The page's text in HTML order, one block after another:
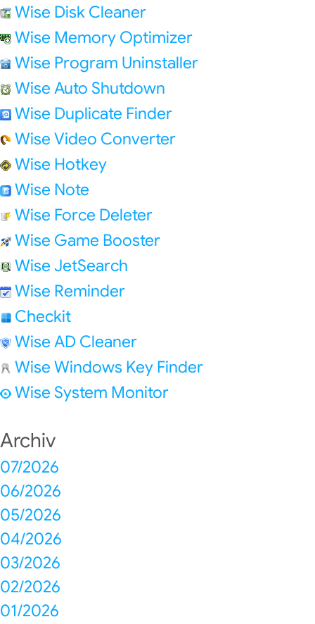
Wise Disk Cleaner
Wise Memory Optimizer
Wise Program Uninstaller
Wise Auto Shutdown
Wise Duplicate Finder
Wise Video Converter
Wise Hotkey
Wise Note
Wise Force Deleter
Wise Game Booster
Wise JetSearch
Wise Reminder
Checkit
Wise AD Cleaner
Wise Windows Key Finder
Wise System Monitor
Archiv
07/2026
06/2026
05/2026
04/2026
03/2026
02/2026
01/2026